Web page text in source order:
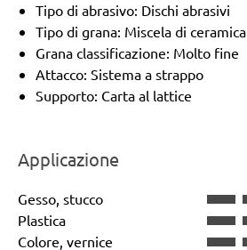
Tipo di abrasivo: Dischi abrasivi
Tipo di grana: Miscela di ceramica
Grana classificazione: Molto fine
Attacco: Sistema a strappo
Supporto: Carta al lattice
Applicazione
Gesso, stucco
Plastica
Colore, vernice